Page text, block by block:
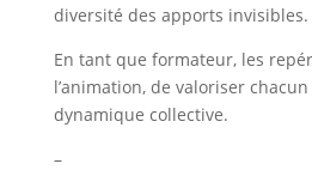
diversité des apports invisibles.
En tant que formateur, les
l’animation, de valoriser
dynamique collective.
–